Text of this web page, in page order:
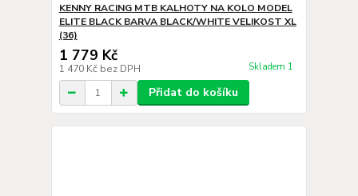
KENNY RACING MTB KALHOTY NA KOLO MODEL
ELITE BLACK BARVA BLACK/WHITE VELIKOST XL
(36)
1 779 Kč
1 470 Kč bez DPH Skladem 1
Přidat do košíku